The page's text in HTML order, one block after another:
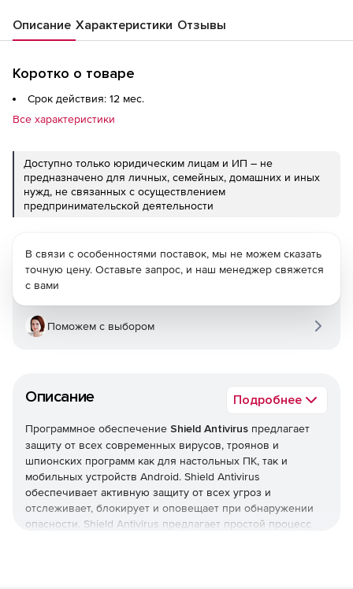
Описание Характеристики Отзывы
Коротко о товаре
Срок действия: 12 мес.
Все характеристики
Доступно только юридическим лицам и ИП – не
предназначено для личных, семейных, домашних и иных
нужд, не связанных с осуществлением
предпринимательской деятельности
Описание Подробнее
Программное обеспечение Shield Antivirus предлагает
защиту от всех современных вирусов, троянов и
шпионских программ как для настольных ПК, так и
мобильных устройств Android. Shield Antivirus
обеспечивает активную защиту от всех угроз и
отслеживает, блокирует и оповещает при обнаружении
опасности. Shield Antivirus предлагает простой процесс
В связи с особенностями поставок, мы не можем сказать
точную цену. Оставьте запрос, и наш менеджер свяжется
с вами
Поможем с выбором